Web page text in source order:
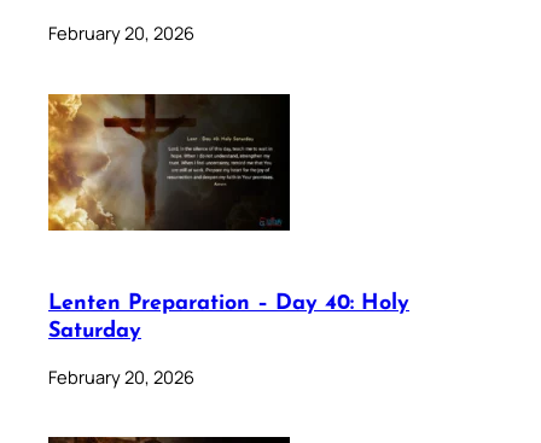
February 20, 2026
Lenten Preparation – Day 40: Holy
Saturday
February 20, 2026